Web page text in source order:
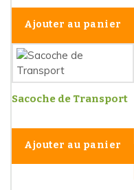
Ajouter au panier
Sacoche de Transport
Ajouter au panier